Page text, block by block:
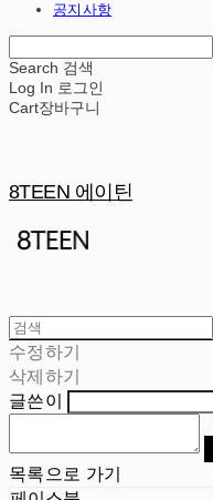
공지사항
Search 검색
Log In 로그인
Cart장바구니
8TEEN 에이틴
수정하기
삭제하기
글쓴이
목록으로 가기